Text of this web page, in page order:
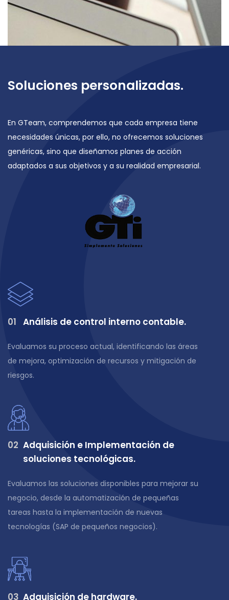
Soluciones personalizadas.
En GTeam, comprendemos que cada empresa tiene
necesidades únicas, por ello, no ofrecemos soluciones
genéricas, sino que diseñamos planes de acción
adaptados a sus objetivos y a su realidad empresarial.
Análisis de control interno contable.
01
Evaluamos su proceso actual, identificando las áreas
de mejora, optimización de recursos y mitigación de
riesgos.
Adquisición e Implementación de
soluciones tecnológicas.
02
Evaluamos las soluciones disponibles para mejorar su
negocio, desde la automatización de pequeñas
tareas hasta la implementación de nuevas
tecnologías (SAP de pequeños negocios).
Adquisición de hardware.
03